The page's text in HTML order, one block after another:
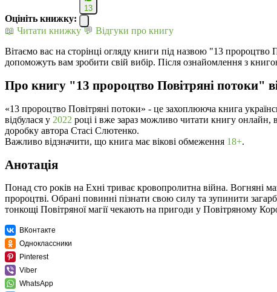
Оцініть книжку:
13
📖 Читати книжку 💬 Відгуки про книгу
Вітаємо вас на сторінці огляду книги під назвою "13 пророцтво
допоможуть вам зробити свій вибір. Після ознайомлення з
Про книгу "13 пророцтво Повітряні потоки"
«13 пророцтво Повітряні потоки» - це захоплююча книга
відбулася у 2022 році і вже зараз можливо читати книгу онлайн,
доробку автора Стасі Слютенко.
Важливо відзначити, що книга має вікові обмеження 18+.
Анотація
Понад сто років на Ехні триває кровопролитна війна. Вогняні
пророцтві. Обрані повинні пізнати свою силу та зупинити
тонкощі Повітряної магії чекають на пригоди у Повітряному
ВКонтакте
Одноклассники
Pinterest
Viber
WhatsApp